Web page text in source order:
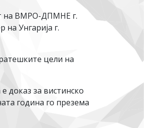
на ВМРО-ДПМНЕ г.
Унгарија г.
цели на
доказ за вистинско
година го презема